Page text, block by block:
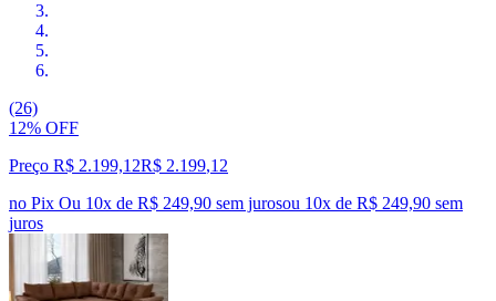
(26)
12% OFF
Preço R$ 2.199,12R$ 2.199,12
no Pix Ou 10x de R$ 249,90 sem jurosou 10x de R$ 249,90 sem
juros